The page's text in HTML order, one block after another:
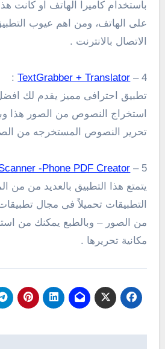
بأستخدام كاميرا الهاتف او كانت
على الهاتف، ومن اهم عيوب
الاتصال بالانترنت .
4 –
TextGrabber + Translator
:
تطبيق احترافى مميز يقدم لك
استخراج النصوص من الصور هذا
تحرير النصوص المستخرجه من
5 –
-Phone PDF Creator
يتمتع هذا التطبيق بالعديد من من
التطبيقات تحميلاً فى مجال
من الصور – وبالطبع يمكنك من
مكانية تحريرها .